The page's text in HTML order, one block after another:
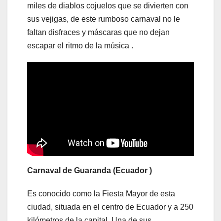
miles de diablos cojuelos que se divierten con
sus vejigas, de este rumboso carnaval no le
faltan disfraces y máscaras que no dejan
escapar el ritmo de la música .
Carnaval de Guaranda (Ecuador )
Es conocido como la Fiesta Mayor de esta
ciudad, situada en el centro de Ecuador y a 250